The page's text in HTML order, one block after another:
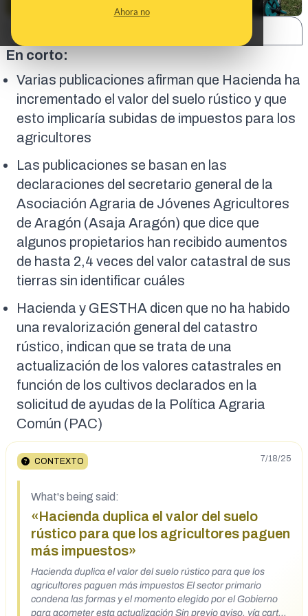
Ahora no
En corto:
Varias publicaciones afirman que Hacienda ha
incrementado el valor del suelo rústico y que
esto implicaría subidas de impuestos para los
agricultores
Las publicaciones se basan en las
declaraciones del secretario general de la
Asociación Agraria de Jóvenes Agricultores
de Aragón (Asaja Aragón) que dice que
algunos propietarios han recibido aumentos
de hasta 2,4 veces del valor catastral de sus
tierras sin identificar cuáles
Hacienda y GESTHA dicen que no ha habido
una revalorización general del catastro
rústico, indican que se trata de una
actualización de los valores catastrales en
función de los cultivos declarados en la
solicitud de ayudas de la Política Agraria
Común (PAC)
CONTEXTO 7/18/25
What's being said:
«Hacienda duplica el valor del suelo
rústico para que los agricultores paguen
más impuestos»
Hacienda duplica el valor del suelo rústico para que los
agricultores paguen más impuestos El sector primario
condena las formas y el momento elegido por el Gobierno
para acometer esta actualización Sin previo aviso, vía carta